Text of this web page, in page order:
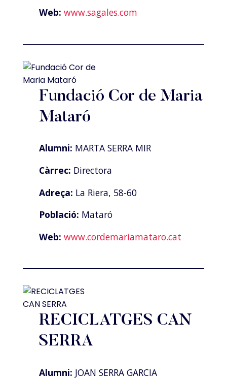
Web: www.sagales.com
Fundació Cor de Maria
Mataró
Alumni: MARTA SERRA MIR
Càrrec: Directora
Adreça: La Riera, 58-60
Població: Mataró
Web: www.cordemariamataro.cat
RECICLATGES CAN
SERRA
Alumni: JOAN SERRA GARCIA